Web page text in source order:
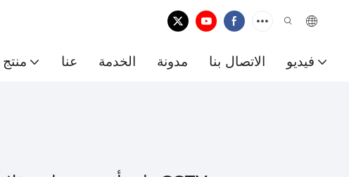
منتج عنا الخدمة مدونة الاتصال بنا فيديو